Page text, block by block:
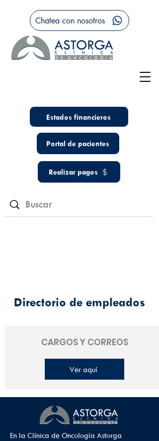
Estados financieros
Portal de pacientes
Realizar pagos
Chatea con nosotros
Directorio de empleados
CARGOS Y CORREOS
Ver aquí
En la Clínica de Oncología Astorga